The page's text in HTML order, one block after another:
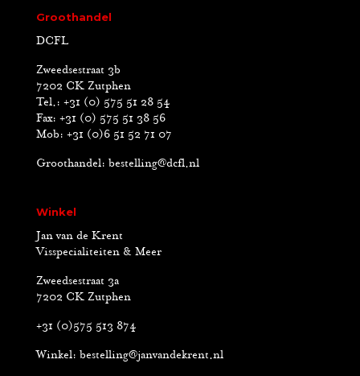
Groothandel
DCFL
Zweedsestraat 3b
7202 CK Zutphen
Tel.: +31 (0) 575 51 28 54
Fax: +31 (0) 575 51 38 56
Mob: +31 (0)6 51 52 71 07
Groothandel: bestelling@dcfl.nl
Winkel
Jan van de Krent
Visspecialiteiten & Meer
Zweedsestraat 3a
7202 CK Zutphen
+31 (0)575 513 874
Winkel: bestelling@janvandekrent.nl